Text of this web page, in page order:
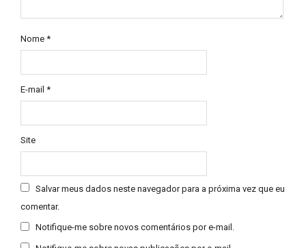
Nome *
E-mail *
Site
Salvar meus dados neste navegador para a próxima vez que eu
comentar.
Notifique-me sobre novos comentários por e-mail.